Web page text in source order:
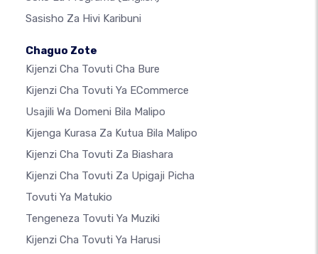
Sasisho Za Hivi Karibuni
Chaguo Zote
Kijenzi Cha Tovuti Cha Bure
Kijenzi Cha Tovuti Ya ECommerce
Usajili Wa Domeni Bila Malipo
Kijenga Kurasa Za Kutua Bila Malipo
Kijenzi Cha Tovuti Za Biashara
Kijenzi Cha Tovuti Za Upigaji Picha
Tovuti Ya Matukio
Tengeneza Tovuti Ya Muziki
Kijenzi Cha Tovuti Ya Harusi